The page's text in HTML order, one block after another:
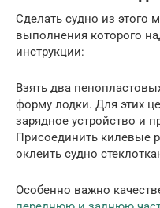
Сделать судно из этого
выполнения которого
инструкции:
Взять два
форму лодки. Для этих
зарядное устройство и
Присоединить килевые
оклеить судно
Особенно важно